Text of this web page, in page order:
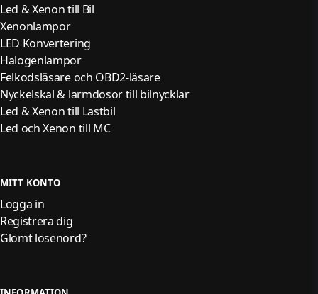
Led & Xenon till Bil
Xenonlampor
LED Konvertering
Halogenlampor
Felkodsläsare och OBD2-läsare
Nyckelskal & larmdosor till bilnycklar
Led & Xenon till Lastbil
Led och Xenon till MC
MITT KONTO
Logga in
Registrera dig
Glömt lösenord?